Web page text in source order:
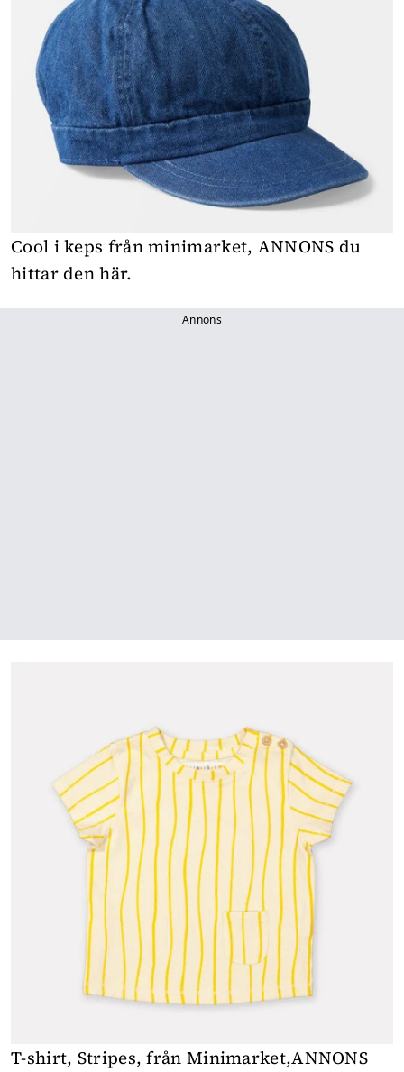
Cool i keps från minimarket, ANNONS du
hittar den här.
Annons
T-shirt, Stripes, från Minimarket,ANNONS